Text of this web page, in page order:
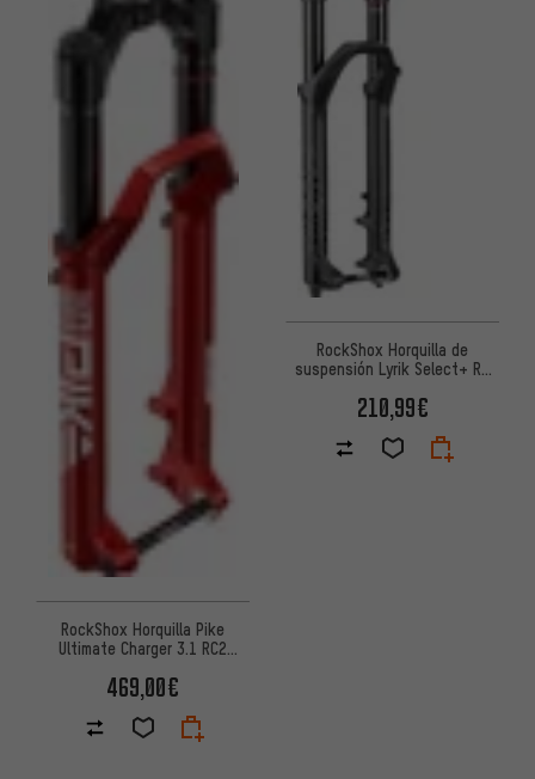
RockShox Horquilla Pike
Ultimate Charger 3.1 RC2
469,00€
RockShox Horquilla de
suspensión Lyrik Select+ RC
210,99€